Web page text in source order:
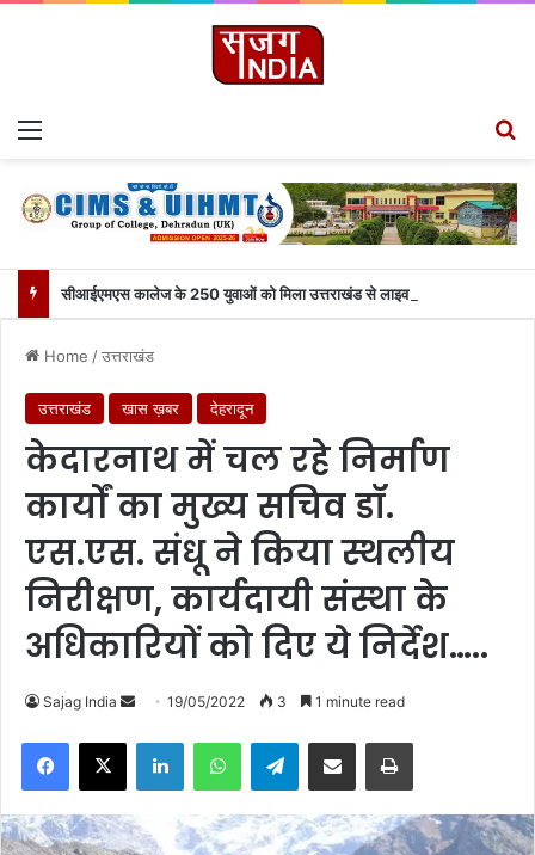
सीआईएमएस कालेज के 250 युवाओं को मिला उत्तराखंड से लाइव जुड़ने का मौका
Home /उत्तराखंड
उत्तराखंड खास ख़बर देहरादून
केदारनाथ में चल रहे निर्माण
कार्यों का मुख्य सचिव डॉ.
एस.एस. संधू ने किया स्थलीय
निरीक्षण, कार्यदायी संस्था के
अधिकारियों को दिए ये निर्देश…..
Sajag India
d
n
19/05/2022 3 1 minute read
Telegram